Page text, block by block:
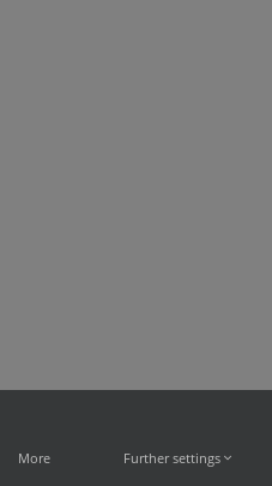
More Further settings